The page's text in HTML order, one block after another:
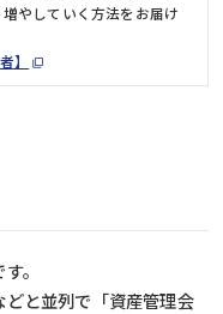
やしていく方法をお届け
】
。
と並列で「資産管理会